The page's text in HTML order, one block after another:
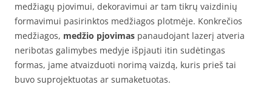
medžiagų pjovimui, dekoravimui ar tam tikrų vaizdinių
formavimui pasirinktos medžiagos plotmėje. Konkrečios
medžiagos, medžio pjovimas panaudojant lazerį atveria
neribotas galimybes medyje išpjauti itin sudėtingas
formas, jame atvaizduoti norimą vaizdą, kuris prieš tai
buvo suprojektuotas ar sumaketuotas.